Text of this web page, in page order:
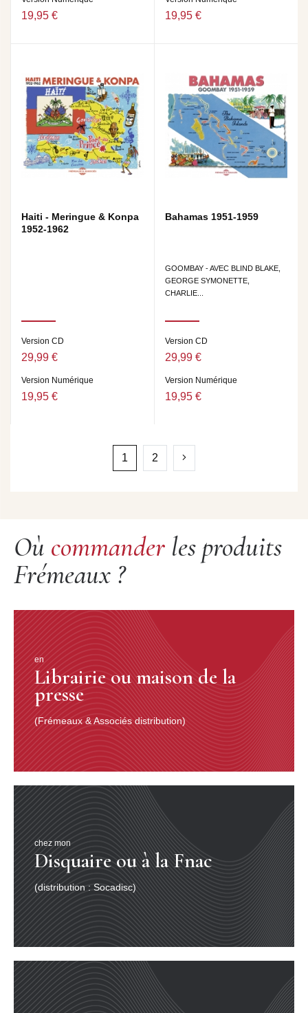
19,95 € 19,95 €
Haiti - Meringue & Konpa
1952-1962
Version CD
29,99 €
Version Numérique
19,95 €
Bahamas 1951-1959
GOOMBAY - AVEC BLIND BLAKE,
GEORGE SYMONETTE,
CHARLIE...
Version CD
29,99 €
Version Numérique
19,95 €
1 2
Où commander les produits
Frémeaux ?
en
Librairie ou maison de la
presse
(Frémeaux & Associés distribution)
chez mon
Disquaire ou à la Fnac
(distribution : Socadisc)